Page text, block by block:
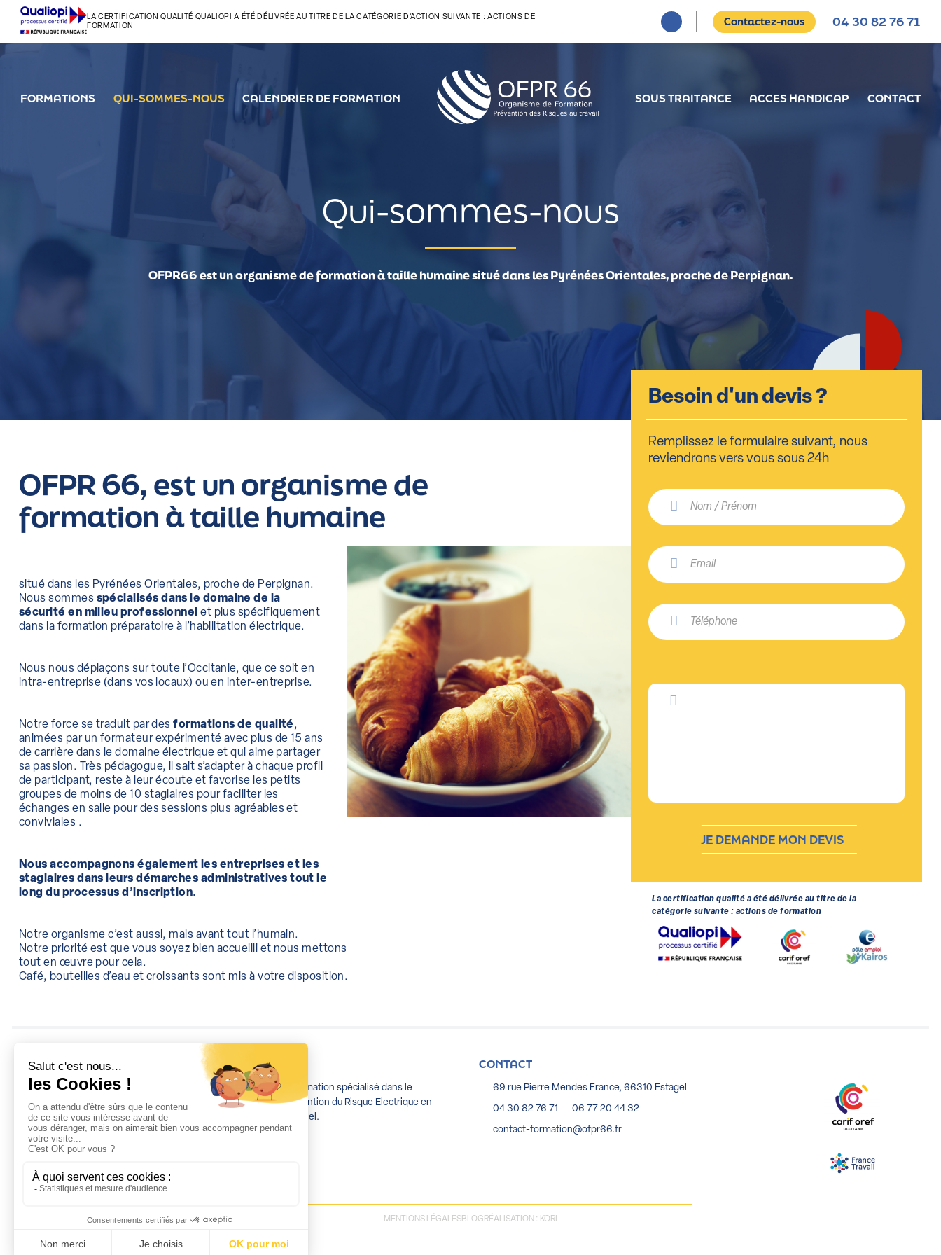
LA CERTIFICATION QUALITÉ QUALIOPI A ÉTÉ DÉLIVRÉE AU TITRE DE LA CATÉGORIE D’ACTION SUIVANTE : ACTIONS DE
FORMATION
Contactez-nous 04 30 82 76 71
FORMATIONS QUI-SOMMES-NOUS CALENDRIER DE FORMATION
SOUS TRAITANCE
ACCES HANDICAP CONTACT
Qui-sommes-nous
OFPR66 est un organisme de formation à taille humaine situé dans les Pyrénées Orientales, proche de Perpignan.
OFPR 66, est un organisme de
formation à taille humaine
situé dans les Pyrénées Orientales, proche de Perpignan.
Nous sommes spécialisés dans le domaine de la
sécurité en milieu professionnel et plus spécifiquement
dans la formation préparatoire à l’habilitation électrique.
Nous nous déplaçons sur toute l’Occitanie, que ce soit en
intra-entreprise (dans vos locaux) ou en inter-entreprise.
Notre force se traduit par desformations de qualité,
animées par un formateur expérimenté avec plus de 15 ans
de carrière dans le domaine électrique et qui aime partager
sa passion. Très pédagogue, il sait s’adapter à chaque profil
de participant, reste à leur écoute et favorise les petits
groupes de moins de 10 stagiaires pour faciliter les
échanges en salle pour des sessions plus agréables et
conviviales .
Nous accompagnons également les entreprises et les
stagiaires dans leurs démarches administratives tout le
long du processus d’inscription.
Notre organisme c’est aussi, mais avant tout l’humain.
Notre priorité est que vous soyez bien accueilli et nous mettons
tout en œuvre pour cela.
Café, bouteilles d’eau et croissants sont mis à votre disposition.
Besoin d'un devis ?
Remplissez le formulaire suivant, nous
reviendrons vers vous sous 24h
La certification qualité a été délivrée au titre de la
catégorie suivante : actions de formation
A PROPOS
Organisme de formation spécialisé dans le
domaine de Prévention du Risque Electrique en
milieu professionnel.
CONTACT
69 rue Pierre Mendes France, 66310 Estagel
04 30 82 76 71
06 77 20 44 32
contact-formation@ofpr66.fr
MENTIONS LÉGALESBLOG RÉALISATION : KORI